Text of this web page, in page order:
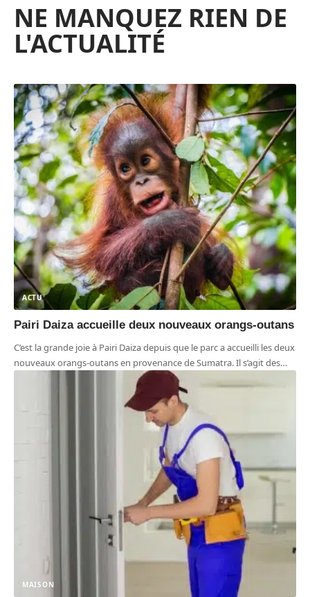
NE MANQUEZ RIEN DE
L'ACTUALITÉ
ACTU
Pairi Daiza accueille deux nouveaux orangs-outans
C’est la grande joie à Pairi Daiza depuis que le parc a accueilli les deux
nouveaux orangs-outans en provenance de Sumatra. Il s’agit des…
MAISON